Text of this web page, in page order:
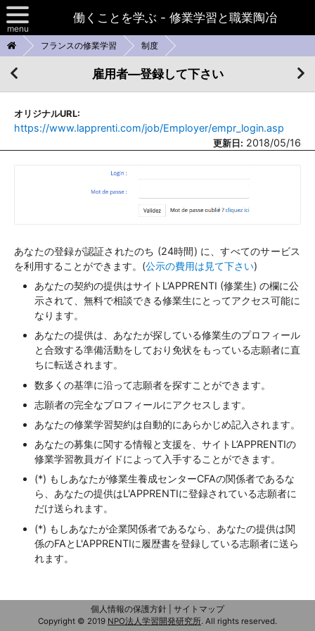
働くことを学ぶ - 修業学習と職業陶冶
menu
日本における修業学習
スイスの陶冶の道
フランスの修業学習
お問い合わせ
フランスの修業学習 制度
雇用者―登録して下さい
オリジナルURL:
https://www.lapprenti.com/job/Employer/empr_login.asp
更新日: 2018/05/16
あなたの登録が認証されたのち (24時間) に、すべてのサービス
を利用することができます。(公示の費用は見て下さい)
あなたの契約の提供はサイトL’APPRENTI (修業生) の欄に公
示されて、無料で相談できる修業生にとってアクセス可能に
なります。
あなたの提供は、あなたが探している修業生のプロフィール
と合致する準備活動をしており免状をもっている志願者に直
ちに転送されます。
数多くの基準に沿って志願者を探すことができます。
志願者の完全なプロフィールにアクセスします。
あなたの修業学習契約は自動的にあらかじめ記入されます。
あなたの募集に関する情報と支援を、サイトL’APPRENTIの
修業学習教員ガイドによって入手することができます。
(*) もしあなたが修業生養成センターCFAの関係者であるな
ら、あなたの提供はL'APPRENTIに登録されている志願者に
だけ送られます。
(*) もしあなたが企業関係者であるなら、あなたの提供は関
係のFAとL'APPRENTIに履歴書を登録している志願者に送ら
れます。
個人情報の保護方針
サイトマップ
Copyright © 2019 NPO法人学習開発研究所. All rights reserved.